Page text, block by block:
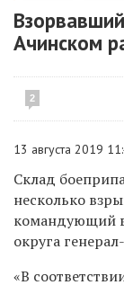
Ачинском
2
13 августа 2019
Склад
несколько
командующий
округа
«В